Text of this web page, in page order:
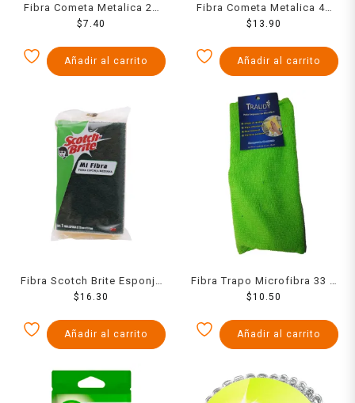
Fibra Cometa Metalica 20
Grs
$7.40
Añadir al carrito
Fibra Cometa Metalica 40
Grs
$13.90
Añadir al carrito
Fibra Scotch Brite Esponja
Mediana
$16.30
Añadir al carrito
Fibra Trapo Microfibra 33 X
25
$10.50
Añadir al carrito